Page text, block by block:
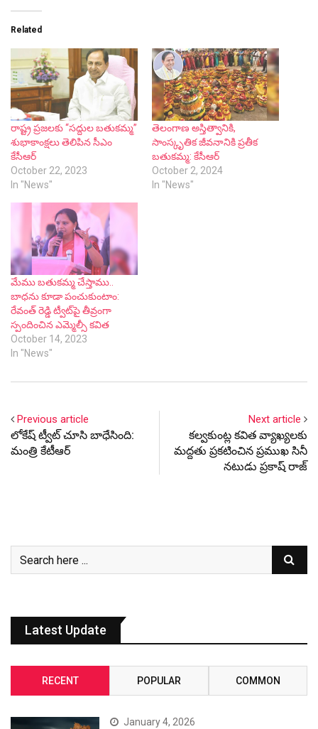
Related
రాష్ట్ర ప్రజలకు “సద్దుల బతుకమ్మ”
శుభాకాంక్షలు తెలిపిన సీఎం
కేసీఆర్
October 22, 2023
In "News"
తెలంగాణ అస్తిత్వానికి,
సాంస్కృతిక జీవనానికి ప్రతీక
బతుకమ్మ: కేసీఆర్
October 2, 2024
In "News"
మేము బతుకమ్మ చేస్తాము..
బాధను కూడా పంచుకుంటాం:
రేవంత్ రెడ్డి ట్వీట్‌పై తీవ్రంగా
స్పందించిన ఎమ్మెల్సీ కవిత
October 14, 2023
In "News"
Previous article
లోకేష్ ట్వీట్ చూసి బాధేసింది:
మంత్రి కేటీఆర్
Next article
కల్వకుంట్ల కవిత వ్యాఖ్యలకు
మద్దతు ప్రకటించిన ప్రముఖ సినీ
నటుడు ప్రకాష్ రాజ్
Latest Update
RECENT POPULAR COMMON
January 4, 2026